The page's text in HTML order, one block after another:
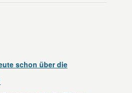
schon über die